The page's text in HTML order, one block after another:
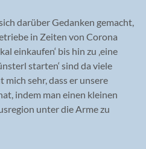
darüber Gedanken gemacht,
in Zeiten von Corona
einkaufen‘ bis hin zu ‚eine
starten‘ sind da viele
mich sehr, dass er unsere
indem man einen kleinen
unter die Arme zu